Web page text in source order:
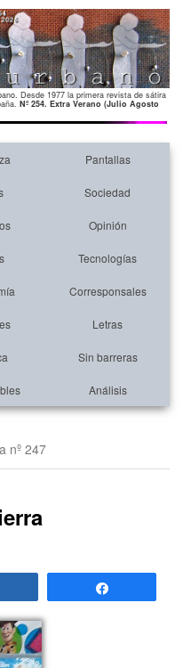
Desde 1977 la primera revista de sátira
Nº 254. Extra Verano (Julio Agosto
Pantallas
Sociedad
Opinión
Tecnologías
Corresponsales
Letras
Sin barreras
Análisis
nº 247